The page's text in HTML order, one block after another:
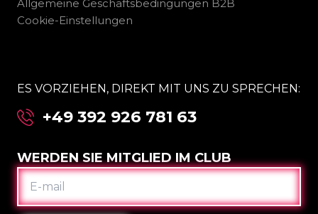
Allgemeine Geschäftsbedingungen B2B
Cookie-Einstellungen
ES VORZIEHEN, DIREKT MIT UNS ZU SPRECHEN:
+49 392 926 781 63
WERDEN SIE MITGLIED IM CLUB
E-
MAIL